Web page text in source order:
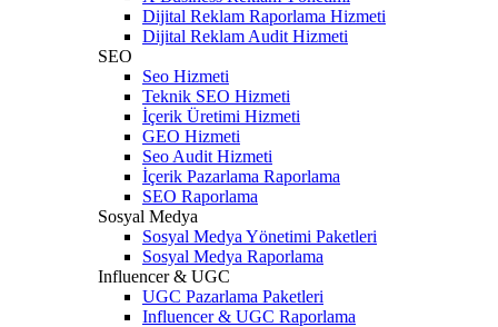
Dijital Reklam Raporlama Hizmeti
Dijital Reklam Audit Hizmeti
SEO
Seo Hizmeti
Teknik SEO Hizmeti
İçerik Üretimi Hizmeti
GEO Hizmeti
Seo Audit Hizmeti
İçerik Pazarlama Raporlama
SEO Raporlama
Sosyal Medya
Sosyal Medya Yönetimi Paketleri
Sosyal Medya Raporlama
Influencer & UGC
UGC Pazarlama Paketleri
Influencer & UGC Raporlama